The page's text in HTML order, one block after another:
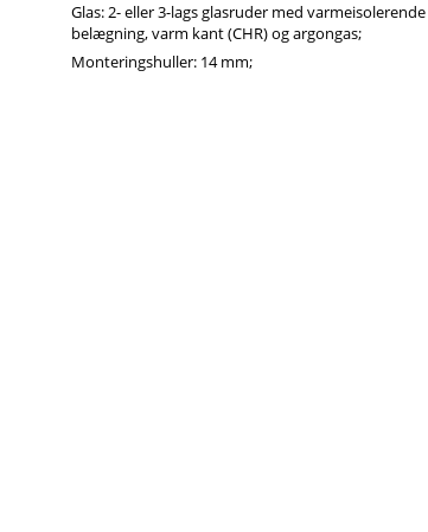
Glas: 2- eller 3-lags glasruder med varmeisolerende
belægning, varm kant (CHR) og argongas;
Monteringshuller: 14 mm;